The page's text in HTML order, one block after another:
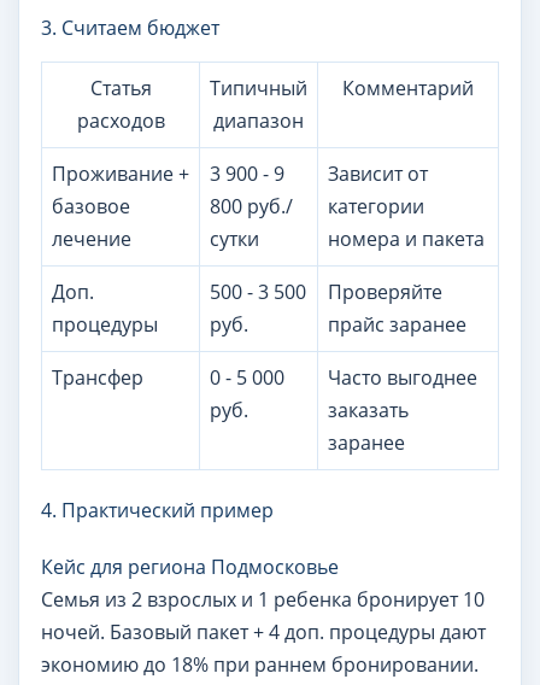
3. Считаем бюджет
Статья
расходов
Типичный
диапазон
Комментарий
Проживание +
базовое
лечение
3 900 - 9
800 руб./
сутки
Зависит от
категории
номера и пакета
Доп.
процедуры
500 - 3 500
руб.
Проверяйте
прайс заранее
Трансфер
0 - 5 000
руб.
Часто выгоднее
заказать
заранее
4. Практический пример
Кейс для региона Подмосковье
Семья из 2 взрослых и 1 ребенка бронирует 10
ночей. Базовый пакет + 4 доп. процедуры дают
экономию до 18% при раннем бронировании.